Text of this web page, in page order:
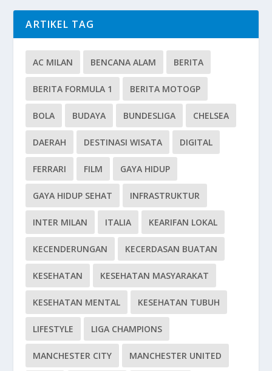
ARTIKEL TAG
AC MILAN BENCANA ALAM BERITA
BERITA FORMULA 1 BERITA MOTOGP
BOLA BUDAYA BUNDESLIGA CHELSEA
DAERAH DESTINASI WISATA DIGITAL
FERRARI FILM GAYA HIDUP
GAYA HIDUP SEHAT INFRASTRUKTUR
INTER MILAN ITALIA KEARIFAN LOKAL
KECENDERUNGAN KECERDASAN BUATAN
KESEHATAN KESEHATAN MASYARAKAT
KESEHATAN MENTAL KESEHATAN TUBUH
LIFESTYLE LIGA CHAMPIONS
MANCHESTER CITY MANCHESTER UNITED